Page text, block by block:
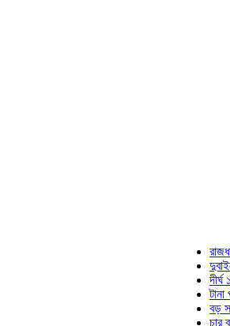
দুবাইয়ে ২০
দীর্ঘ ১৫
টানা
বড়
চার বছরের